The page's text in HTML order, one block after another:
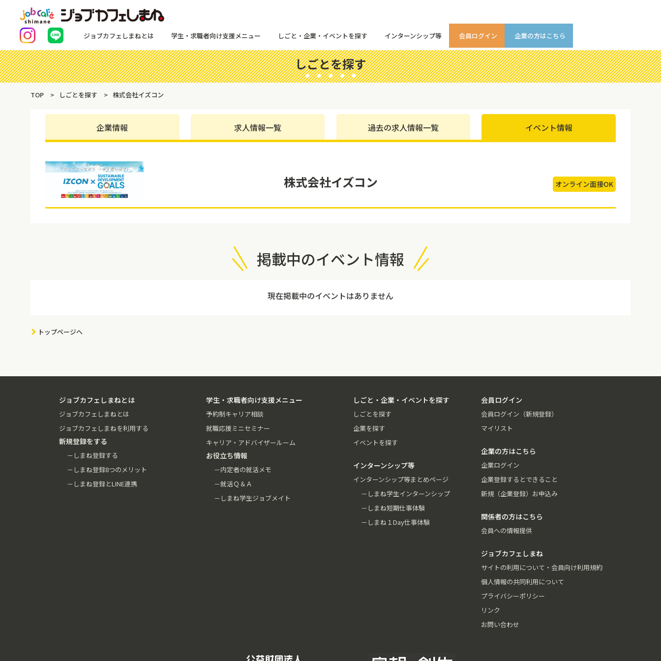
ジョブカフェしまねとは 学生・求職者向け支援メニュー しごと・企業・イベントを探す インターンシップ等 会員ログイン 企業の方はこちら
しごとを探す
TOP しごとを探す 株式会社イズコン
企業情報 求人情報一覧 過去の求人情報一覧 イベント情報
株式会社イズコン オンライン面接OK
掲載中のイベント情報
現在掲載中のイベントはありません
トップページへ
ジョブカフェしまねとは
ジョブカフェしまねとは
ジョブカフェしまねを利用する
新規登録をする
－しまね登録する
－しまね登録8つのメリット
－しまね登録とLINE連携
学生・求職者向け支援メニュー
予約制キャリア相談
就職応援ミニセミナー
キャリア・アドバイザールーム
お役立ち情報
－内定者の就活メモ
－就活Ｑ＆Ａ
－しまね学生ジョブメイト
しごと・企業・イベントを探す
しごとを探す
企業を探す
イベントを探す
インターンシップ等
インターンシップ等まとめページ
－しまね学生インターンシップ
－しまね短期仕事体験
－しまね１Day仕事体験
会員ログイン
会員ログイン（新規登録）
マイリスト
企業の方はこちら
企業ログイン
企業登録するとできること
新規（企業登録）お申込み
関係者の方はこちら
会員への情報提供
ジョブカフェしまね
サイトの利用について・会員向け利用規約
個人情報の共同利用について
プライバシーポリシー
リンク
お問い合わせ